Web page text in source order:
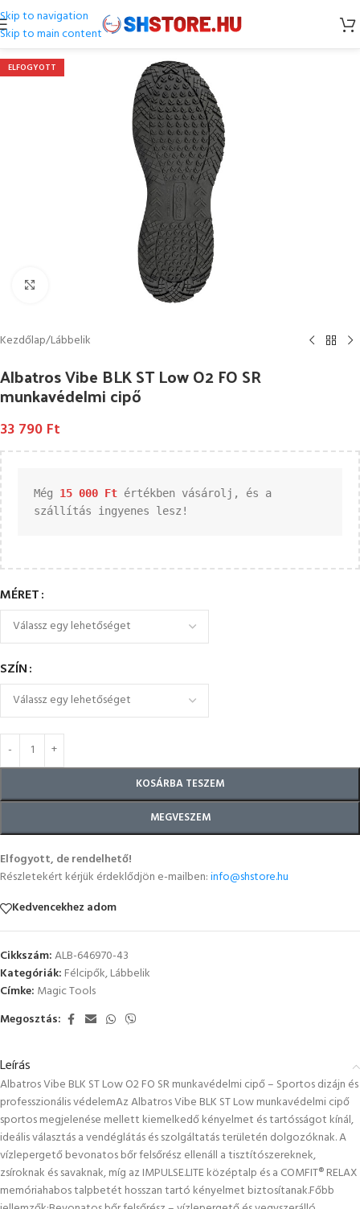
Skip to navigation
Skip to main content
ELFOGYOTT
Kattintson a nagyításhoz
Kezdőlap/Lábbelik
Albatros Vibe BLK ST Low O2 FO SR
munkavédelmi cipő
33 790 Ft
Még 15 000 Ft értékben vásárolj, és a
szállítás ingyenes lesz!
MÉRET
SZÍN
KOSÁRBA TESZEM
MEGVESZEM
Elfogyott, de rendelhető!
Részletekért kérjük érdeklődjön e-mailben:info@shstore.hu
Kedvencekhez adom
Cikkszám:ALB-646970-43
Kategóriák: Félcipők,Lábbelik
Címke: Magic Tools
Megosztás:
Leírás
Albatros Vibe BLK ST Low O2 FO SR munkavédelmi cipő – Sportos dizájn és
professzionális védelemAz Albatros Vibe BLK ST Low munkavédelmi cipő
sportos megjelenése mellett kiemelkedő kényelmet és tartósságot kínál,
ideális választás a vendéglátás és szolgáltatás területén dolgozóknak. A
vízlepergető bevonatos bőr felsőrész ellenáll a tisztítószereknek,
zsíroknak és savaknak, míg az IMPULSE.LITE középtalp és a COMFIT® RELAX
memóriahabos talpbetét hosszan tartó kényelmet biztosítanak.Főbb